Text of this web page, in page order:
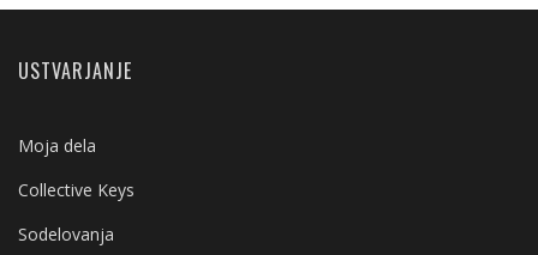
USTVARJANJE
Moja dela
Collective Keys
Sodelovanja